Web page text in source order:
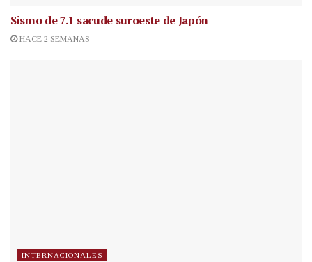
Sismo de 7.1 sacude suroeste de Japón
HACE 2 SEMANAS
INTERNACIONALES